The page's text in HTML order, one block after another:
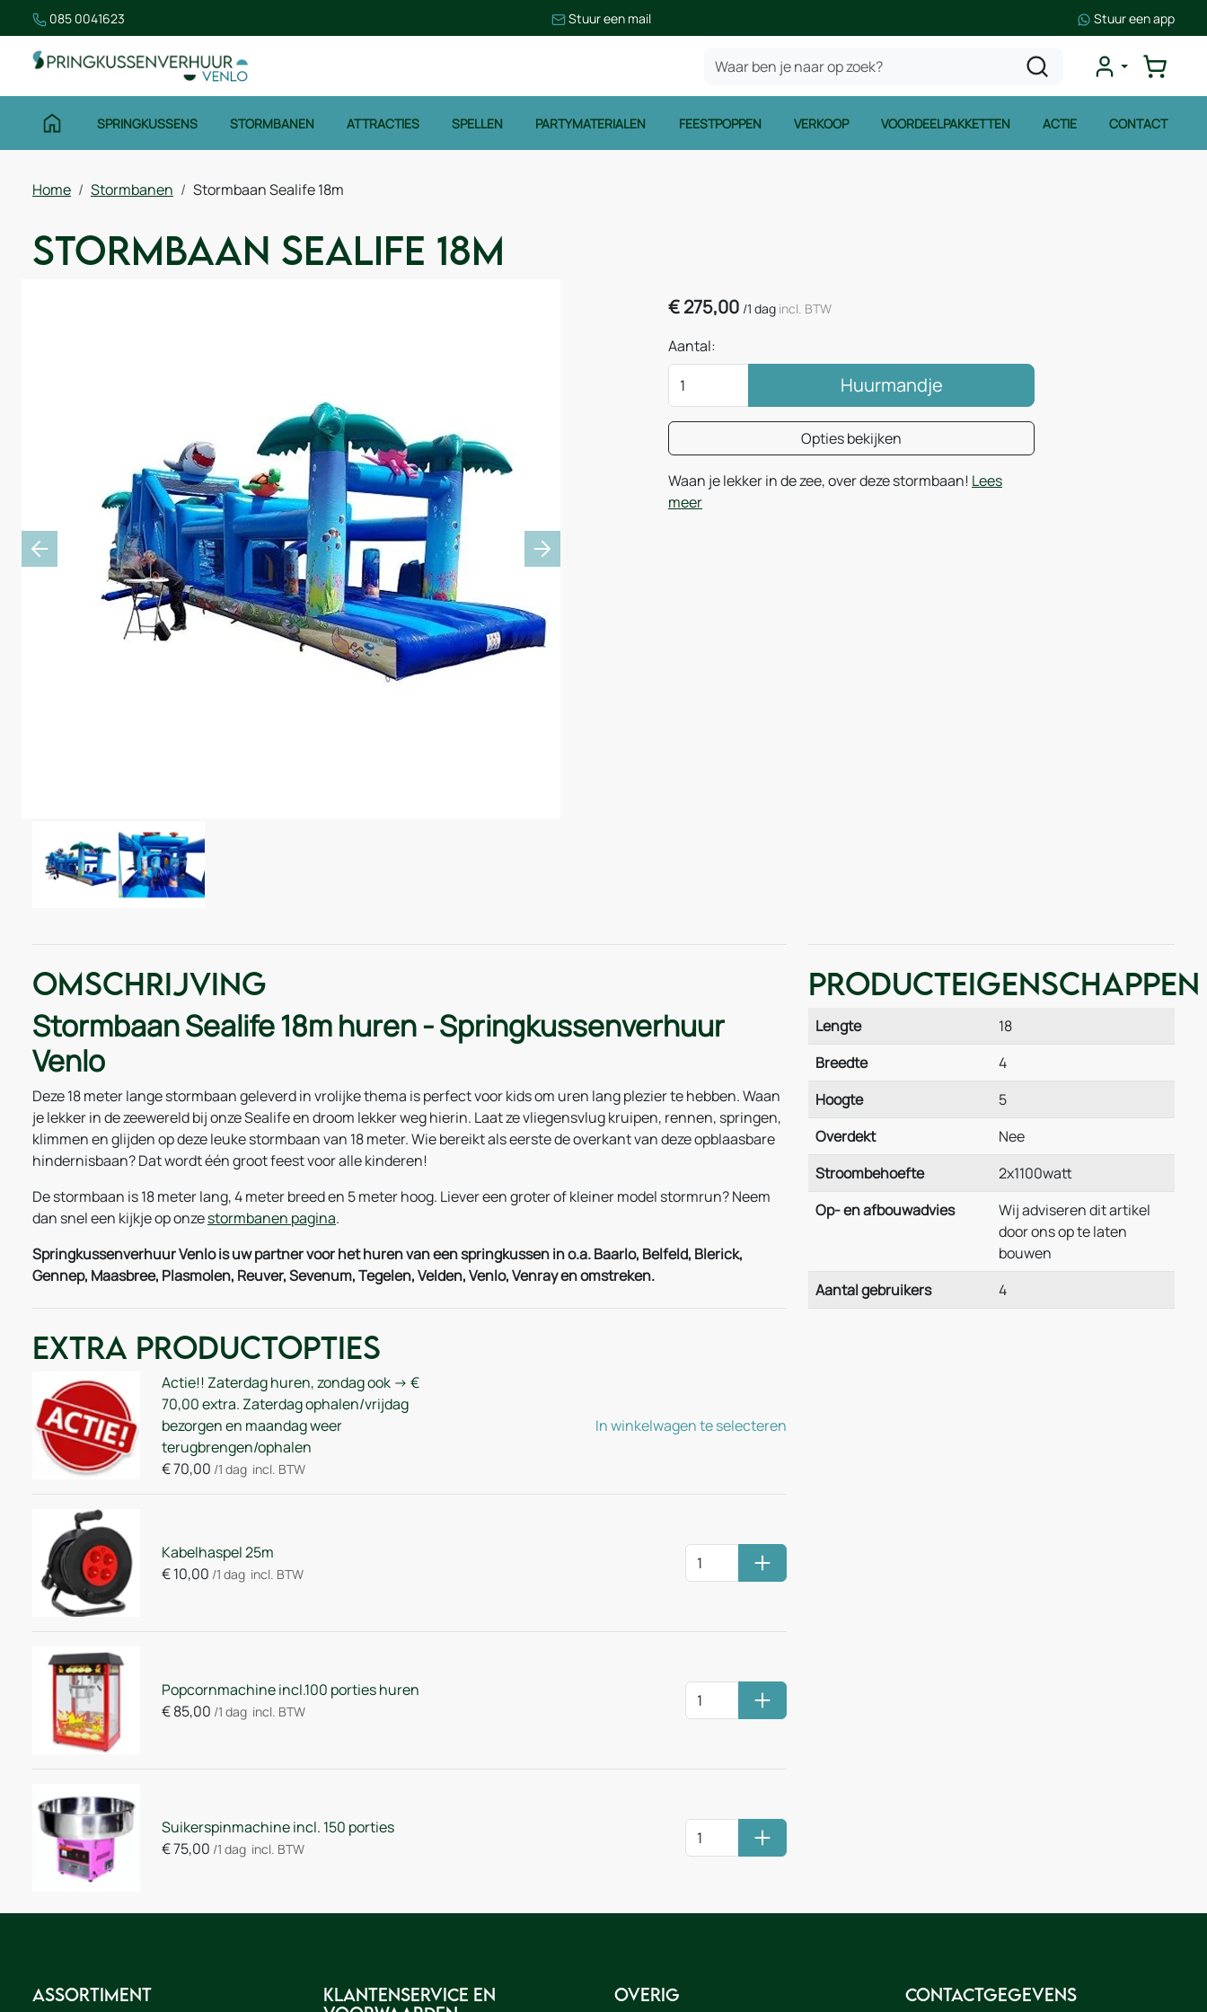
085 0041623 Stuur een mail Stuur een app
SPRINGKUSSENS STORMBANEN ATTRACTIES SPELLEN PARTYMATERIALEN FEESTPOPPEN VERKOOP VOORDEELPAKKETTEN ACTIE CONTACT
Home Stormbanen Stormbaan Sealife 18m
Stormbaan Sealife 18m
Previous Next
€275,00 /1 dag incl. BTW
Aantal:
Huurmandje
Opties bekijken
Waan je lekker in de zee, over deze stormbaan! Lees
meer
Omschrijving
Stormbaan Sealife 18m huren - Springkussenverhuur
Venlo
Deze 18 meter lange stormbaan geleverd in vrolijke thema is perfect voor kids om uren lang plezier te hebben. Waan
je lekker in de zeewereld bij onze Sealife en droom lekker weg hierin. Laat ze vliegensvlug kruipen, rennen, springen,
klimmen en glijden op deze leuke stormbaan van 18 meter. Wie bereikt als eerste de overkant van deze opblaasbare
hindernisbaan? Dat wordt één groot feest voor alle kinderen!
De stormbaan is 18 meter lang, 4 meter breed en 5 meter hoog. Liever een groter of kleiner model stormrun? Neem
dan snel een kijkje op onzestormbanen pagina.
Springkussenverhuur Venlo is uw partner voor het huren van een springkussen in o.a. Baarlo, Belfeld, Blerick,
Gennep, Maasbree, Plasmolen, Reuver, Sevenum, Tegelen, Velden, Venlo, Venray en omstreken.
Extra Productopties
Actie!! Zaterdag huren, zondag ook -> €
70,00 extra. Zaterdag ophalen/vrijdag
bezorgen en maandag weer
terugbrengen/ophalen
€70,00 /1 dag incl. BTW
In winkelwagen te selecteren
Kabelhaspel 25m
€10,00 /1 dag incl. BTW Huurmandje
Popcornmachine incl.100 porties huren
€85,00 /1 dag incl. BTW Huurmandje
Suikerspinmachine incl. 150 porties
€75,00 /1 dag incl. BTW Huurmandje
Producteigenschappen
Lengte
18
Breedte
4
Hoogte
5
Overdekt
Nee
Stroombehoefte
2x1100watt
Op- en afbouwadvies
Wij adviseren dit artikel
door ons op te laten
bouwen
Aantal gebruikers
4
Assortiment
Klantenservice en
Overig Contactgegevens